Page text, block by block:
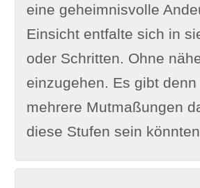
eine geheimnisvolle
Einsicht entfalte sich in
oder Schritten. Ohne
einzugehen. Es gibt denn
mehrere Mutmaßungen
diese Stufen sein